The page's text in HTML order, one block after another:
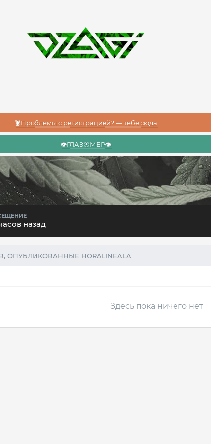
🦞Проблемы с регистрацией? — тебе сюда
👁️ГЛАЗ⦿МЕР👁️
назад
ОПУБЛИКОВАННЫЕ HORALINEALA
Здесь пока ничего нет